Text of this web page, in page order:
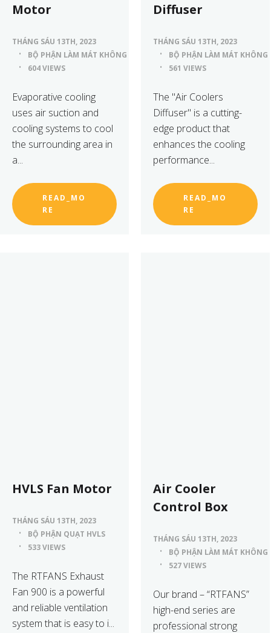
Motor
THÁNG SÁU 13TH, 2023
BỘ PHẬN LÀM MÁT KHÔNG KHÍ
604 VIEWS
Evaporative cooling
uses air suction and
cooling systems to cool
the surrounding area in
a...
READ_MO
RE
Diffuser
THÁNG SÁU 13TH, 2023
BỘ PHẬN LÀM MÁT KHÔNG
561 VIEWS
The "Air Coolers
Diffuser" is a cutting-
edge product that
enhances the cooling
performance...
READ_MO
RE
HVLS Fan Motor
THÁNG SÁU 13TH, 2023
BỘ PHẬN QUẠT HVLS
533 VIEWS
The RTFANS Exhaust
Fan 900 is a powerful
and reliable ventilation
system that is easy to i...
Air Cooler
Control Box
THÁNG SÁU 13TH, 2023
BỘ PHẬN LÀM MÁT KHÔNG
527 VIEWS
Our brand – “RTFANS”
high-end series are
professional strong